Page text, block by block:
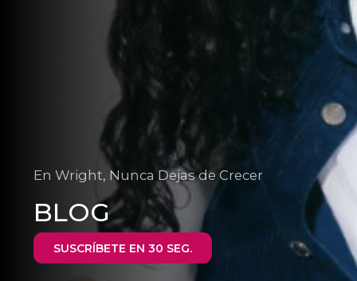
En Wright, Nunca Dejas de Crecer
BLOG
SUSCRÍBETE EN 30 SEG.